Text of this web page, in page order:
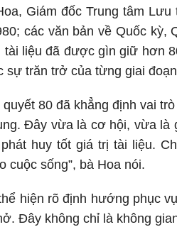
Giám đốc Trung tâm
các văn bản về Quốc
liệu đã được gìn giữ hơn
sự trăn trở của từng giai
80 đã khẳng định vai
Đây vừa là cơ hội, vừa
huy tốt giá trị tài liệu.
cuộc sống”, bà Hoa nói.
hiện rõ định hướng phục
Đây không chỉ là không